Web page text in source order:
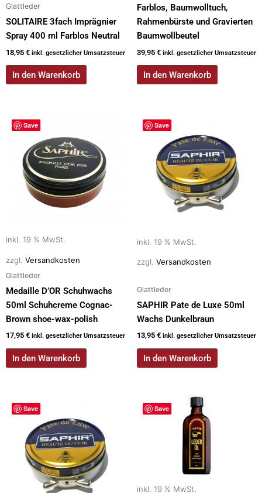
Glattleder
SOLITAIRE 3fach Imprägnier
Spray 400 ml Farblos Neutral
18,95 € inkl. gesetzlicher Umsatzsteuer
In den Warenkorb
Farblos, Baumwolltuch,
Rahmenbürste und Gravierten
Baumwollbeutel
39,95 € inkl. gesetzlicher Umsatzsteuer
In den Warenkorb
Save
inkl. 19 % MwSt.
zzgl. Versandkosten
Glattleder
Medaille D’OR Schuhwachs
50ml Schuhcreme Cognac-
Brown shoe-wax-polish
17,95 € inkl. gesetzlicher Umsatzsteuer
In den Warenkorb
Save
inkl. 19 % MwSt.
zzgl. Versandkosten
Glattleder
SAPHIR Pate de Luxe 50ml
Wachs Dunkelbraun
13,95 € inkl. gesetzlicher Umsatzsteuer
In den Warenkorb
Save Save
inkl. 19 % MwSt.